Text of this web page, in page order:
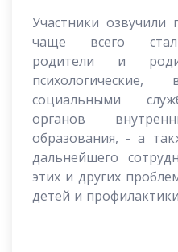
Участники
чаще всего
родители и
социальными
органов
образования, - а
дальнейшего
этих и других
детей и